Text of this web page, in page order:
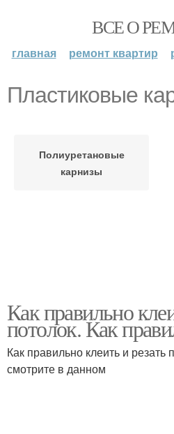
ВСЕ О
главная ремонт квартир
Пластиковые
Полиуретановые
карнизы
Как правильно
потолок. Как
Как правильно клеить и резать
смотрите в данном